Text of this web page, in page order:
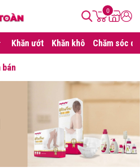
0
Khăn ướt Khăn khô Chăm sóc da